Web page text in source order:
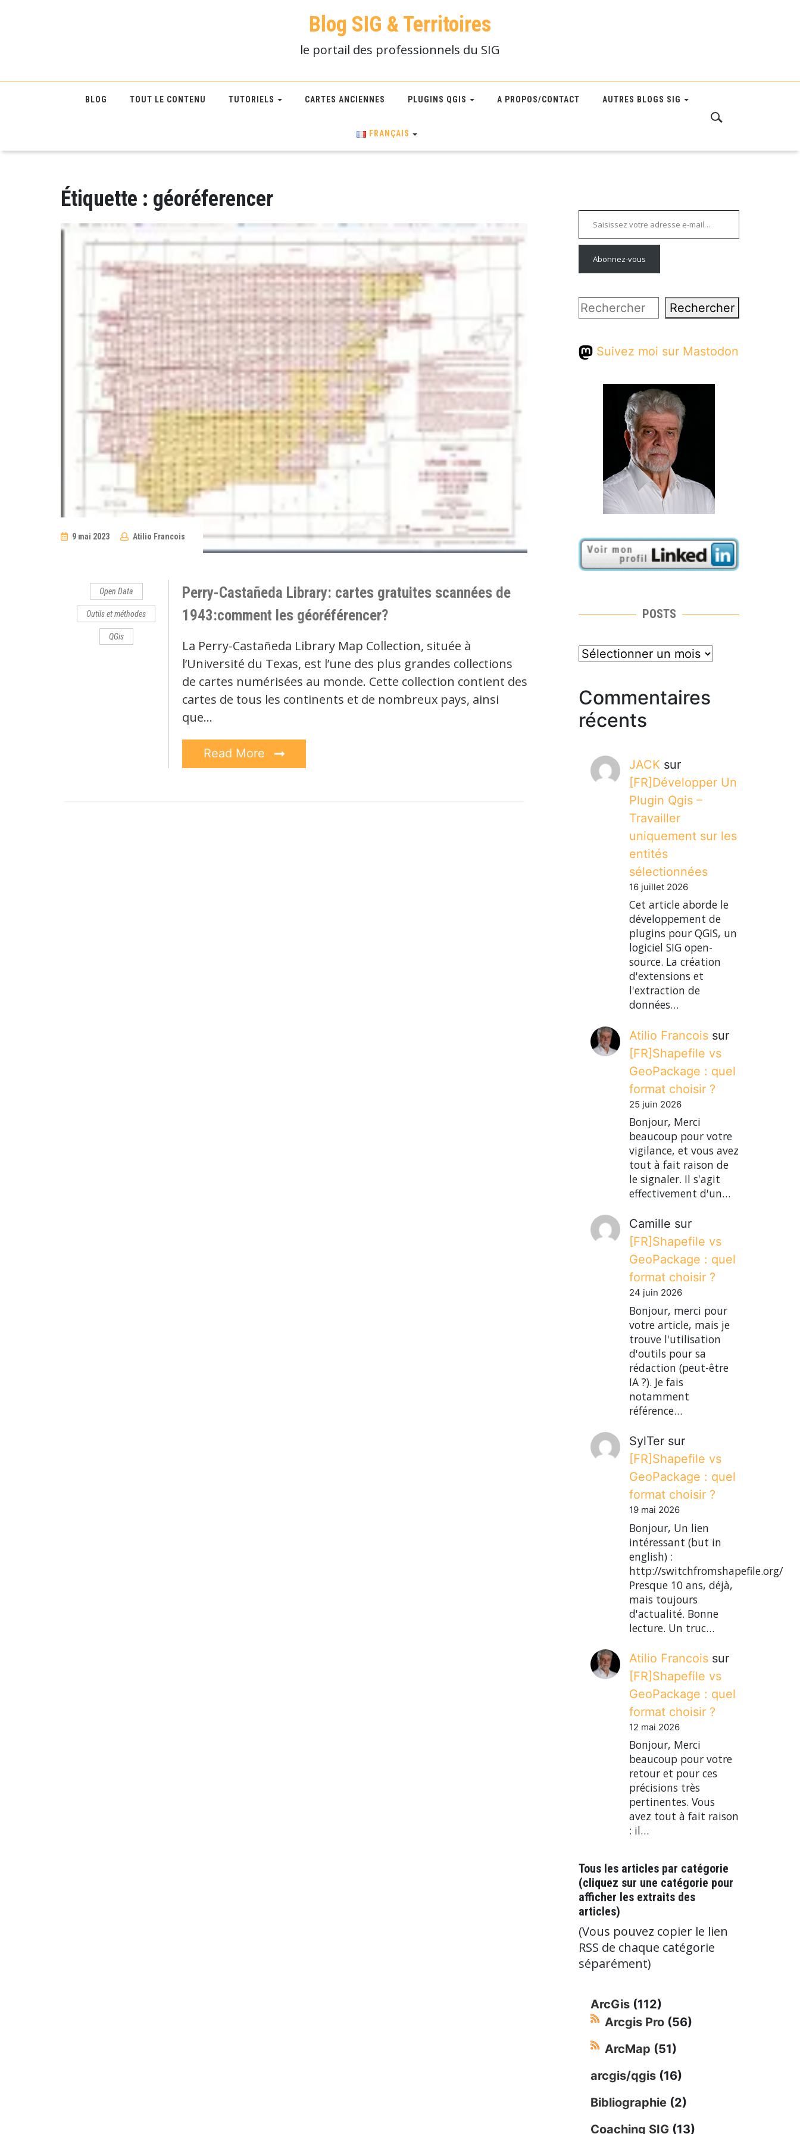
Blog SIG & Territoires
le portail des professionnels du SIG
BLOG TOUT LE CONTENU TUTORIELS CARTES ANCIENNES PLUGINS QGIS A PROPOS/CONTACT AUTRES BLOGS SIG
FRANÇAIS
Étiquette : géoréferencer
9 mai 2023 Atilio Francois
Comment
Open Data
Outils et méthodes
QGis
Perry-Castañeda Library: cartes gratuites scannées de
1943:comment les géoréférencer?
La Perry-Castañeda Library Map Collection, située à
l’Université du Texas, est l’une des plus grandes collections
de cartes numérisées au monde. Cette collection contient des
cartes de tous les continents et de nombreux pays, ainsi
que…
Read More
Saisissez votre adresse e-mail…
Abonnez-vous
Rechercher Rechercher
Suivez moi sur Mastodon
POSTS
posts
Commentaires
récents
JACK sur
[FR]Développer Un
Plugin Qgis –
Travailler
uniquement sur les
entités
sélectionnées
16 juillet 2026
Cet article aborde le
développement de
plugins pour QGIS, un
logiciel SIG open-
source. La création
d'extensions et
l'extraction de
données…
Atilio Francois sur
[FR]Shapefile vs
GeoPackage : quel
format choisir ?
25 juin 2026
Bonjour, Merci
beaucoup pour votre
vigilance, et vous avez
tout à fait raison de
le signaler. Il s'agit
effectivement d'un…
Camille sur
[FR]Shapefile vs
GeoPackage : quel
format choisir ?
24 juin 2026
Bonjour, merci pour
votre article, mais je
trouve l'utilisation
d'outils pour sa
rédaction (peut-être
IA ?). Je fais
notamment
référence…
SylTer sur
[FR]Shapefile vs
GeoPackage : quel
format choisir ?
19 mai 2026
Bonjour, Un lien
intéressant (but in
english) :
http://switchfromshapefile.org/
Presque 10 ans, déjà,
mais toujours
d'actualité. Bonne
lecture. Un truc…
Atilio Francois sur
[FR]Shapefile vs
GeoPackage : quel
format choisir ?
12 mai 2026
Bonjour, Merci
beaucoup pour votre
retour et pour ces
précisions très
pertinentes. Vous
avez tout à fait raison
: il…
Tous les articles par catégorie
(cliquez sur une catégorie pour
afficher les extraits des
articles)
(Vous pouvez copier le lien
RSS de chaque catégorie
séparément)
ArcGis (112)
Arcgis Pro (56)
ArcMap (51)
arcgis/qgis (16)
Bibliographie (2)
Coaching SIG (13)